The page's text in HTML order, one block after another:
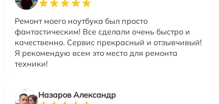
Ремонт моего ноутбука был просто
фантастическим! Все сделали очень быстро и
качественно. Сервис прекрасный и отзывчивый!
Я рекомендую всем это место для ремонта
техники!
Назаров Александр